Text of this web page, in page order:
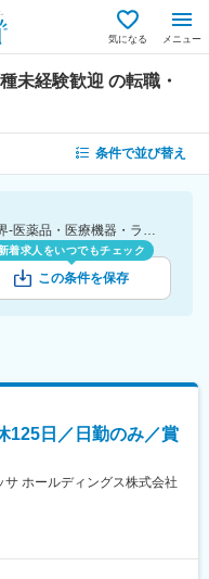
気になる メニュー
未経験歓迎 の転職・
条件で並び替え
[勤務地]千葉県 [業種]医薬品メーカー業界-医薬品・医療機器・ライフサイエンス・医療系サービス [こだわり条件ピックアップ]業種未経験歓迎 [詳細条件](募集・採用情報)業種未経験歓迎
着求人をいつでもチェック
この条件を保存
125日／日勤のみ／賞
ホールディングス株式会社